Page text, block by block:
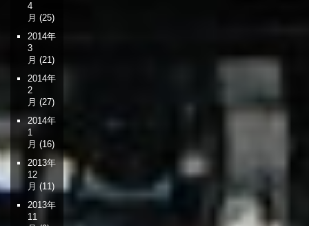
4
月 (25)
2014年
3
月 (21)
2014年
2
月 (27)
2014年
1
月 (16)
2013年
12
月 (11)
2013年
11